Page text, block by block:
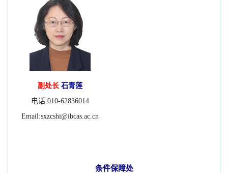
副处长 石青莲
电话:010-62836014
Email:sxzcshi@ibcas.ac.cn
条件保障处